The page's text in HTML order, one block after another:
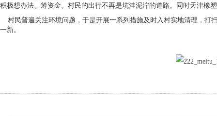
积极想办法、筹资金。村民的出行不再是坑洼泥泞的道路。同时天津橡
村民普遍关注环境问题，于是开展一系列措施及时入村实地清理，
一新。